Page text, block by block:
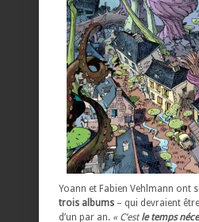
Yoann et Fabien Vehlmann ont
trois albums – qui devraient
d’un par an. « C’estle temps